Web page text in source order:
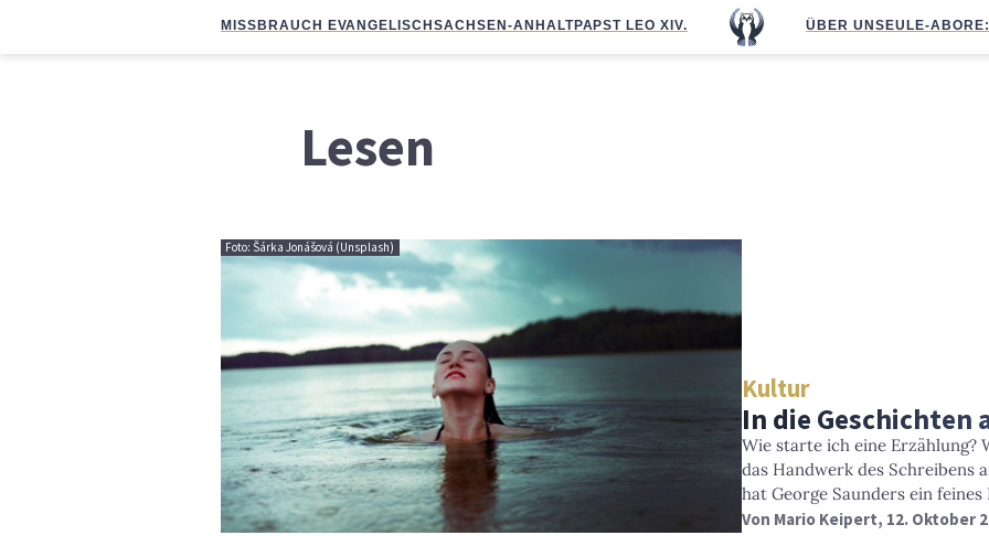
MISSBRAUCH EVANGELISCHSACHSEN-ANHALTPAPST LEO XIV. ÜBER UNS EULE-ABO
Lesen
Foto: Šárka Jonášová (Unsplash)
Kultur
In die Geschichten
Wie starte ich eine Erzählung?
das Handwerk des Schreibens
hat George Saunders ein feines
Von Mario Keipert, 12. Oktober